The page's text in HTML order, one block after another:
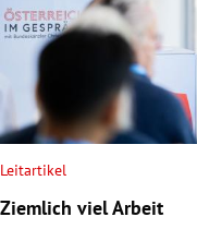
Untermenü
Leitartikel
Ziemlich viel Arbeit